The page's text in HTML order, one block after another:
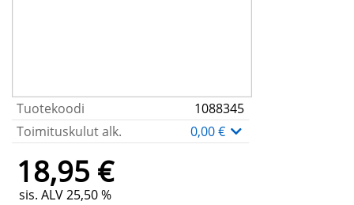
Tuotekoodi
1088345
Toimituskulut alk.
0,00 €
18,95 €
sis. ALV 25,50 %